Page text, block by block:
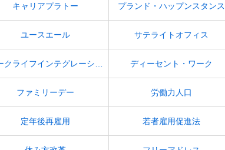
キャリアプラトー プランド・ハップンスタンス
ユースエール サテライトオフィス
ディーセント・ワーク
ファミリーデー 労働力人口
定年後再雇用 若者雇用促進法